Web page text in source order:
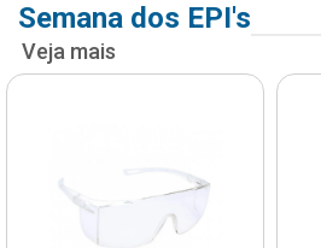
Semana dos EPI's
Veja mais